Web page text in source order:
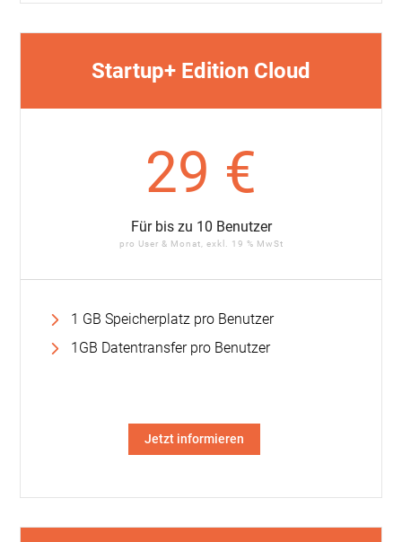
Startup+ Edition Cloud
29 €
Für bis zu 10 Benutzer
pro User & Monat, exkl. 19 % MwSt
1 GB Speicherplatz pro Benutzer
1GB Datentransfer pro Benutzer
Jetzt informieren